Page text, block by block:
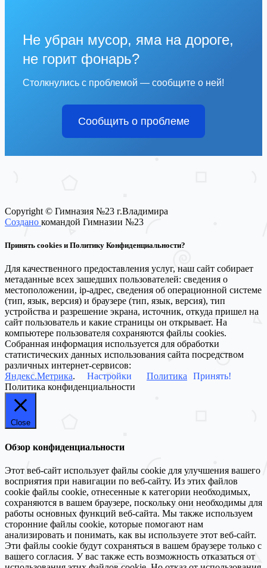
Не убран мусор, яма на дороге,
не горит фонарь?
Столкнулись с проблемой — сообщите о ней!
Сообщить о проблеме
Copyright © Гимназия №23 г.Владимира
Создано командой Гимназии №23
Принять cookies и Политику Конфиденциальности?
Для качественного предоставления услуг, наш сайт собирает
метаданные всех зашедших пользователей: сведения о
местоположении, ip-адрес, сведения об операционной системе
(тип, язык, версия) и браузере (тип, язык, версия), тип
устройства и разрешение экрана, источник, откуда пришел на
сайт пользователь и какие страницы он открывает. На
компьютере пользователя сохраняются файлы cookies.
Собранная информация используется для обработки
статистических данных использования сайта посредством
различных интернет-сервисов:
Яндекс.Метрика. Настройки Политика
Принять!
Политика конфиденциальности
Close
Обзор конфиденциальности
Этот веб-сайт использует файлы cookie для улучшения вашего
восприятия при навигации по веб-сайту. Из этих файлов
cookie файлы cookie, отнесенные к категории необходимых,
сохраняются в вашем браузере, поскольку они необходимы для
работы основных функций веб-сайта. Мы также используем
сторонние файлы cookie, которые помогают нам
анализировать и понимать, как вы используете этот веб-сайт.
Эти файлы cookie будут сохраняться в вашем браузере только с
вашего согласия. У вас также есть возможность отказаться от